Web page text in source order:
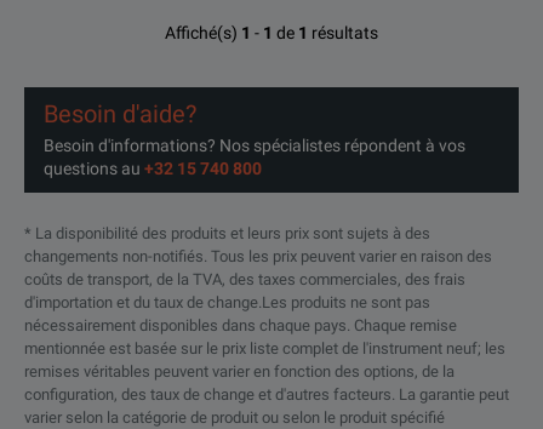
Affiché(s) 1 - 1 de 1 résultats
Besoin d'aide?
Besoin d'informations? Nos spécialistes répondent à vos
questions au +32 15 740 800
* La disponibilité des produits et leurs prix sont sujets à des
changements non-notifiés. Tous les prix peuvent varier en raison des
coûts de transport, de la TVA, des taxes commerciales, des frais
d'importation et du taux de change.Les produits ne sont pas
nécessairement disponibles dans chaque pays. Chaque remise
mentionnée est basée sur le prix liste complet de l'instrument neuf; les
remises véritables peuvent varier en fonction des options, de la
configuration, des taux de change et d'autres facteurs. La garantie peut
varier selon la catégorie de produit ou selon le produit spécifié